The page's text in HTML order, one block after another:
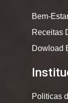
Bem-
Receitas
Dowload
Politicas